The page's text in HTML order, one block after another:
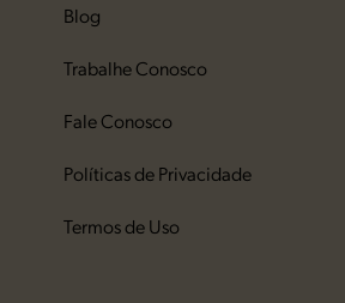
Blog
Trabalhe Conosco
Fale Conosco
Políticas de Privacidade
Termos de Uso